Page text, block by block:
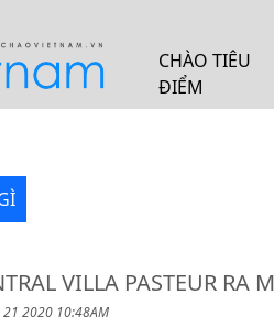
CHÀO TIÊU
ĐIỂM
VILLA PASTEUR
2020 10:48AM